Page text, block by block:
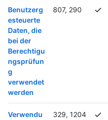
Benutzerg
esteuerte
Daten, die
bei der
Berechtigu
ngsprüfun
g
verwendet
werden
807, 290
Verwendu
329, 1204